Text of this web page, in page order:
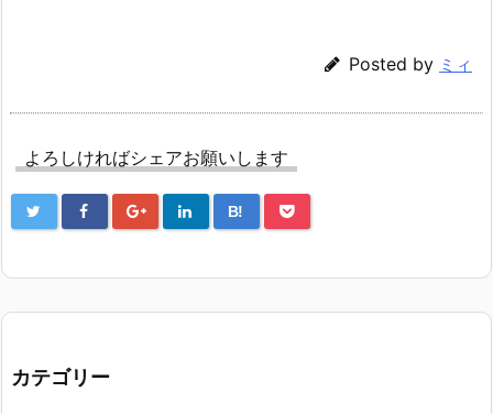
Posted by ミィ
よろしければシェアお願いします
B!
カテゴリー